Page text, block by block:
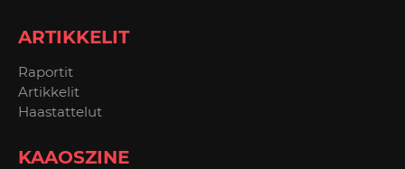
ARTIKKELIT
Raportit
Artikkelit
Haastattelut
KAAOSZINE